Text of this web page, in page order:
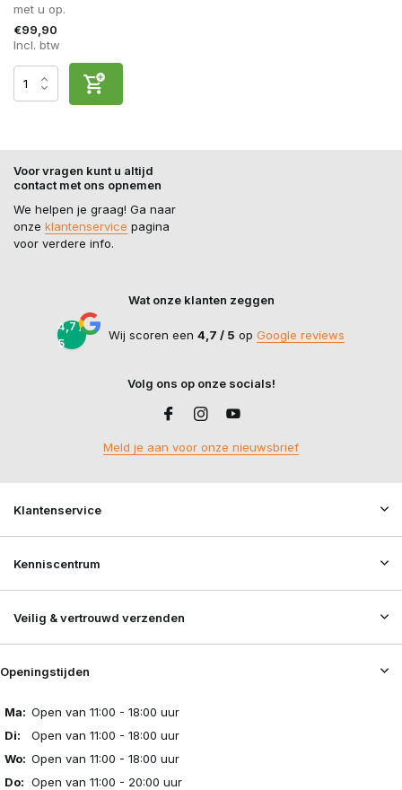
met u op.
€99,90
Incl. btw
Voor vragen kunt u altijd
contact met ons opnemen
We helpen je graag! Ga naar
onze klantenservice pagina
voor verdere info.
Wat onze klanten zeggen
4,7 /
5
Wij scoren een 4,7 / 5 op Google reviews
Volg ons op onze socials!
Meld je aan voor onze nieuwsbrief
Klantenservice
Kenniscentrum
Veilig & vertrouwd verzenden
Openingstijden
Ma: Open van 11:00 - 18:00 uur
Di:
Open van 11:00 - 18:00 uur
Wo: Open van 11:00 - 18:00 uur
Do: Open van 11:00 - 20:00 uur